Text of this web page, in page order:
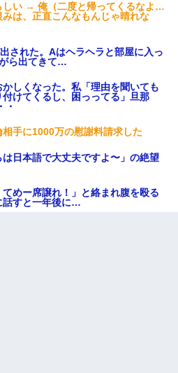
しい → 俺（二度と帰ってくるなよ…
は、正直こんなもんじゃ晴れな
された。Aはヘラヘラと部屋に入っ
ら出てきて…
しくなった。私「理由を聞いても
付けてくるし、困っってる」旦那
・
手に1000万の慰謝料請求した
日本語で大丈夫ですよ〜」の絶望
めー席譲れ！」と絡まれ腹を殴る
話すと一年後に…